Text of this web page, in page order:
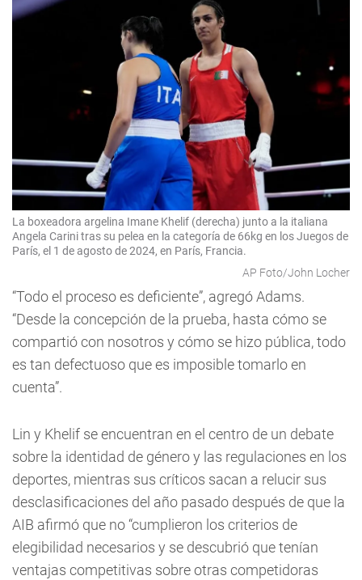
La boxeadora argelina Imane Khelif (derecha) junto a la italiana
Angela Carini tras su pelea en la categoría de 66kg en los Juegos de
París, el 1 de agosto de 2024, en París, Francia.
AP Foto/John Locher
“Todo el proceso es deficiente”, agregó Adams.
“Desde la concepción de la prueba, hasta cómo se
compartió con nosotros y cómo se hizo pública, todo
es tan defectuoso que es imposible tomarlo en
cuenta”.
Lin y Khelif se encuentran en el centro de un debate
sobre la identidad de género y las regulaciones en los
deportes, mientras sus críticos sacan a relucir sus
desclasificaciones del año pasado después de que la
AIB afirmó que no “cumplieron los criterios de
elegibilidad necesarios y se descubrió que tenían
ventajas competitivas sobre otras competidoras